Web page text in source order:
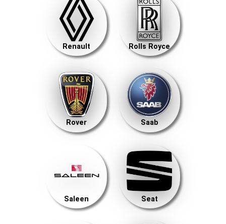
Renault Rolls Royce
Rover Saab
Saleen Seat